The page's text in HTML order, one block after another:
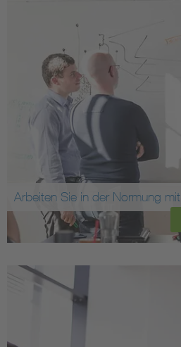
Arbeiten Sie in der Normung mit